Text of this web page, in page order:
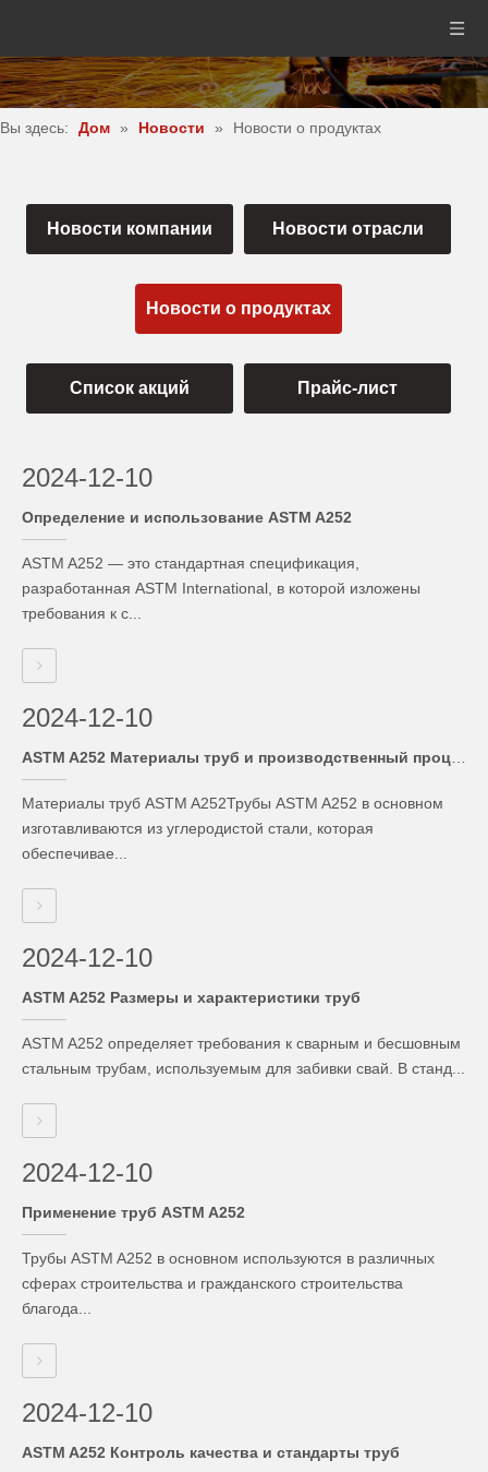
Вы здесь: Дом » Новости » Новости о продуктах
Новости компании Новости отрасли
Новости о продуктах
Список акций Прайс-лист
2024-12-10
Определение и использование ASTM A252
ASTM A252 — это стандартная спецификация,
разработанная ASTM International, в которой изложены
требования к с...
2024-12-10
Материалы труб ASTM A252Трубы ASTM A252 в основном
изготавливаются из углеродистой стали, которая
обеспечивае...
2024-12-10
ASTM A252 Размеры и характеристики труб
ASTM A252 определяет требования к сварным и бесшовным
стальным трубам, используемым для забивки свай. В станд...
2024-12-10
Применение труб ASTM A252
Трубы ASTM A252 в основном используются в различных
сферах строительства и гражданского строительства
благода...
2024-12-10
ASTM A252 Контроль качества и стандарты труб